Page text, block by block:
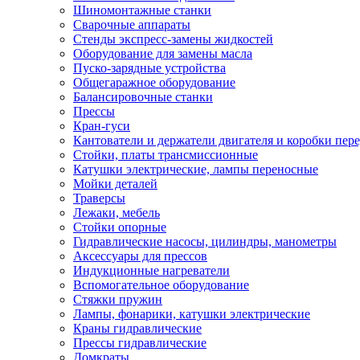
Шиномонтажные станки
Сварочные аппараты
Стенды экспресс-замены жидкостей
Оборудование для замены масла
Пуско-зарядные устройства
Общегаражное оборудование
Балансировочные станки
Прессы
Кран-гуси
Кантователи и держатели двигателя и коробки
Стойки, платы трансмиссионные
Катушки электрические, лампы переносные
Мойки деталей
Траверсы
Лежаки, мебель
Стойки опорные
Гидравлические насосы, цилиндры, манометры
Аксессуары для прессов
Индукционные нагреватели
Вспомогательное оборудование
Стяжки пружин
Лампы, фонарики, катушки электрические
Краны гидравлические
Прессы гидравлические
Домкраты